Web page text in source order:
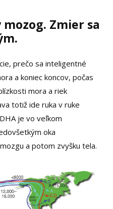
Zmier sa
.
prečo sa inteligentné
a koniec koncov, počas
mora a riek
totiž ide ruka v ruke
je vo veľkom
oka
a potom zvyšku tela.